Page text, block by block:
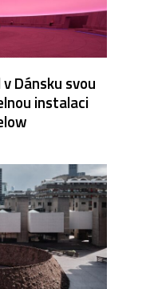
Dánsku svou
instalaci